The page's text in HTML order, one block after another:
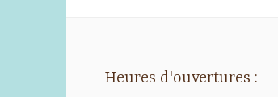
Heures d'ouvertures :